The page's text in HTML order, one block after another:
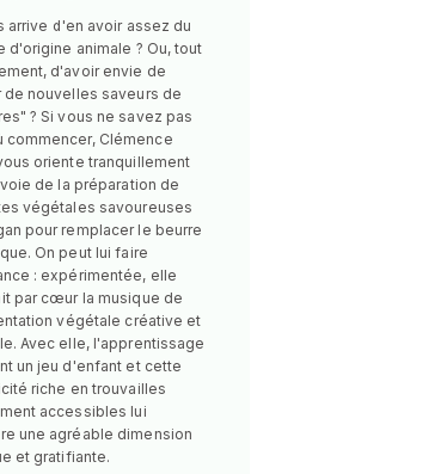
arrive d'en avoir assez du
d'origine animale ? Ou, tout
d'avoir envie de
de nouvelles saveurs de
? Si vous ne savez pas
commencer, Clémence
oriente tranquillement
de la préparation de
végétales savoureuses
pour remplacer le beurre
On peut lui faire
: expérimentée, elle
par cœur la musique de
végétale créative et
Avec elle, l'apprentissage
un jeu d'enfant et cette
riche en trouvailles
accessibles lui
une agréable dimension
et gratifiante.